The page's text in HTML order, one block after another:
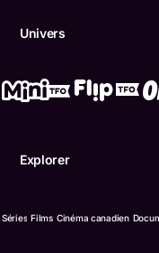
Univers
Explorer
Séries Films Cinéma canadien
Boukili
Conditions
Confidentialité
langue française de